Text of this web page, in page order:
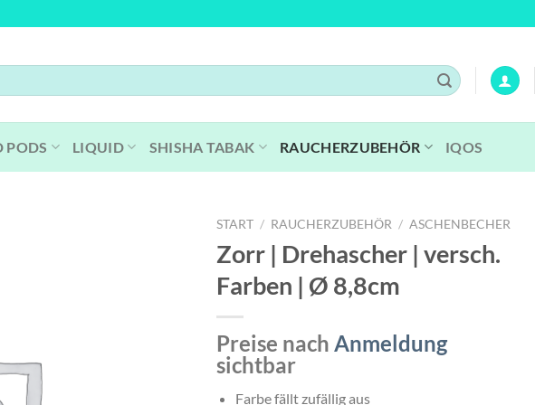
PODS LIQUID SHISHA TABAK RAUCHERZUBEHÖR IQOS
START / RAUCHERZUBEHÖR / ASCHENBECHER
Zorr | Drehascher | versch.
Farben | Ø 8,8cm
Preise nach Anmeldung
sichtbar
Farbe fällt zufällig aus